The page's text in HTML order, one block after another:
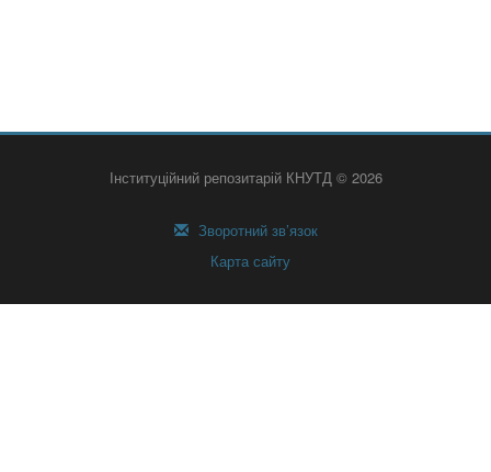
Інституційний репозитарій КНУТД © 2026
Зворотний зв’язок
Карта сайту